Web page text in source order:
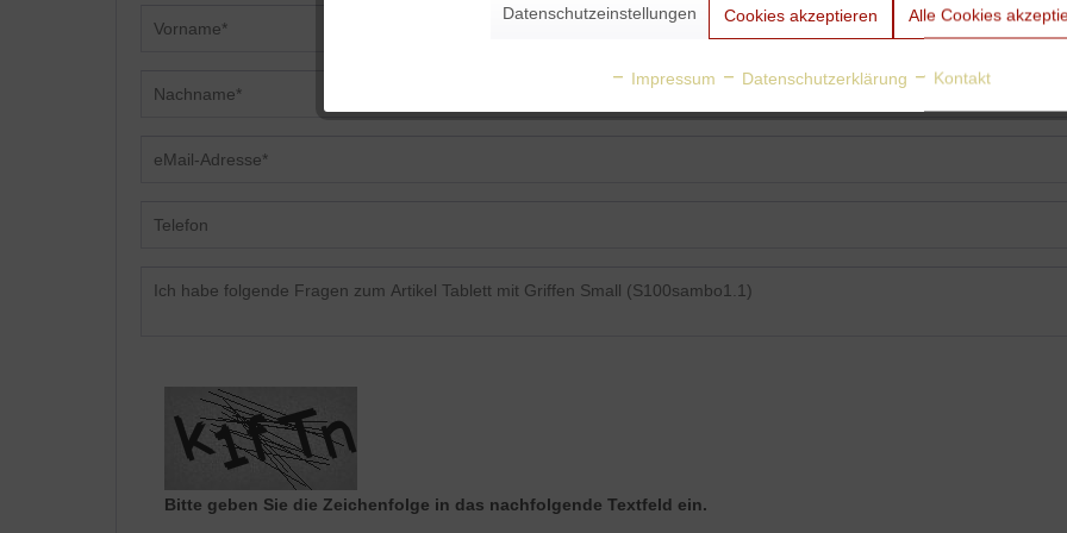
Bitte geben Sie die Zeichenfolge in das nachfolgende Textfeld ein.
Datenschutzeinstellungen Cookies akzeptieren Alle Cookies
Impressum Datenschutzerklärung Kontakt